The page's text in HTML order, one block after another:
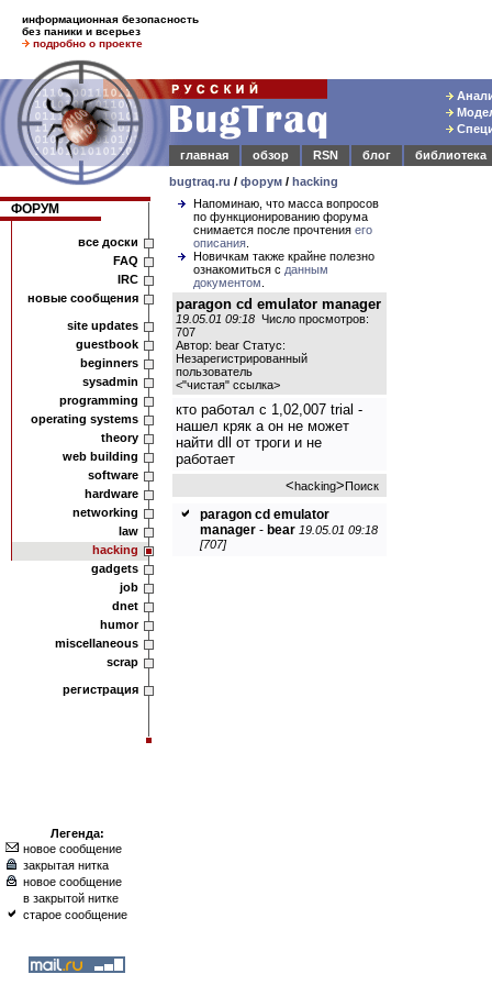
информационная безопасность
без паники и всерьез
подробно о проекте
главная
обзор RSN блог
библиотека
bugtraq.ru / форум / hacking
ФОРУМ
все доски
FAQ
IRC
новые сообщения
site updates
guestbook
beginners
sysadmin
programming
operating systems
theory
web building
software
hardware
networking
law
hacking
gadgets
job
dnet
humor
miscellaneous
scrap
регистрация
Легенда:
новое сообщение
закрытая нитка
новое сообщение
в закрытой нитке
старое сообщение
Напоминаю, что масса вопросов
по функционированию форума
снимается после прочтения его
описания
Новичкам также крайне полезно
ознакомиться с данным
документом
paragon cd emulator manager
19.05.01 09:18 Число просмотров:
707
Автор: bear Статус:
Незарегистрированный
пользователь
<"чистая" ссылка>
кто работал с 1,02,007 trial -
нашел кряк а он не может
найти dll от троги и не
работает
<hacking>Поиск
paragon cd emulator
manager - bear 19.05.01 09:18
[707]